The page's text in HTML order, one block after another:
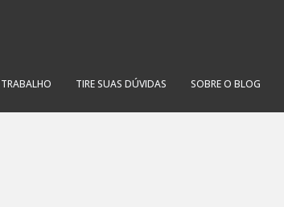
TIRE SUAS DÚVIDAS SOBRE O BLOG